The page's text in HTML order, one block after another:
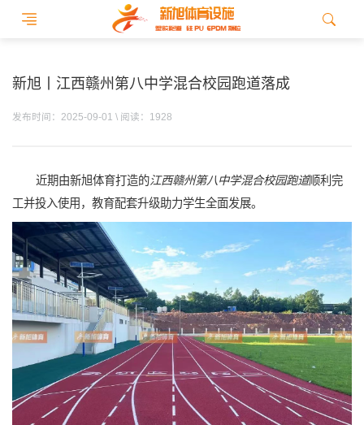
新旭丨江西赣州第八中学混合校园跑道落成
发布时间：2025-09-01 \ 阅读：1928
近期由新旭体育打造的江西赣州第八中学混合校园跑道顺利完
工并投入使用，教育配套升级助力学生全面发展。